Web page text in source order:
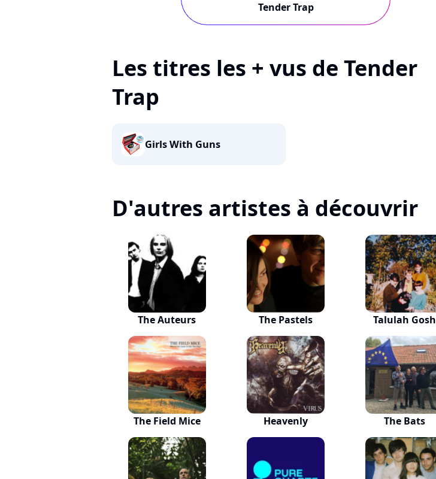
Tender Trap
Les titres les + vus de Tender
Trap
Girls With Guns
D'autres artistes à découvrir
The Auteurs The Pastels Talulah Gosh
The Field Mice Heavenly The Bats